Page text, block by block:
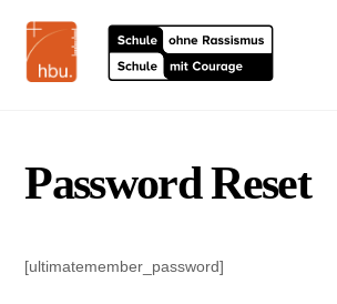
content
Password Reset
[ultimatemember_password]